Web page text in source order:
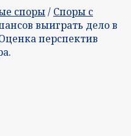
споры/ Споры с
выиграть дело в
перспектив